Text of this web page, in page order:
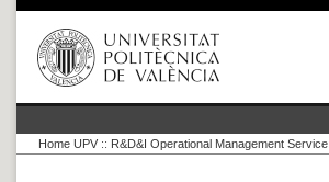
Home UPV :: R&D&I Operational Management Service